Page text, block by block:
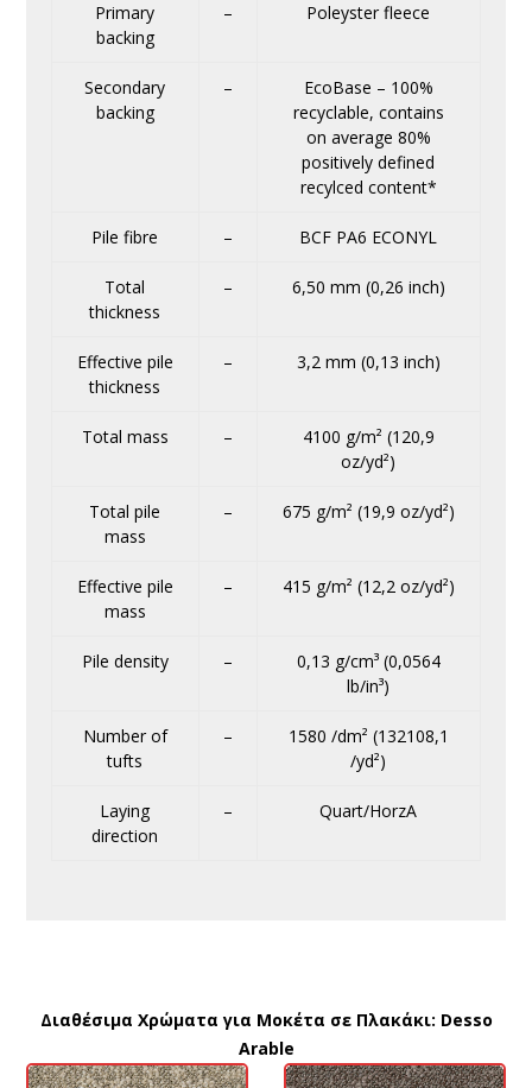
Primary
backing
– Poleyster fleece
Secondary
backing
–
EcoBase – 100%
recyclable, contains
on average 80%
positively defined
recylced content*
Pile fibre – BCF PA6 ECONYL
Total
thickness
– 6,50 mm (0,26 inch)
Effective pile
thickness
– 3,2 mm (0,13 inch)
Total mass –
4100 g/m² (120,9
oz/yd²)
Total pile
mass
– 675 g/m² (19,9 oz/yd²)
Effective pile
mass
– 415 g/m² (12,2 oz/yd²)
Pile density –
0,13 g/cm³ (0,0564
lb/in³)
Number of
tufts
–
1580 /dm² (132108,1
/yd²)
Laying
direction
– Quart/HorzA
Διαθέσιμα Χρώματα για Μοκέτα σε Πλακάκι: Desso
Arable